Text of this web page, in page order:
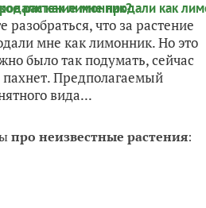
что за растение
мне как лимонник. Но это
было так подумать, сейчас
Предполагаемый
вида...
про неизвестные растения: